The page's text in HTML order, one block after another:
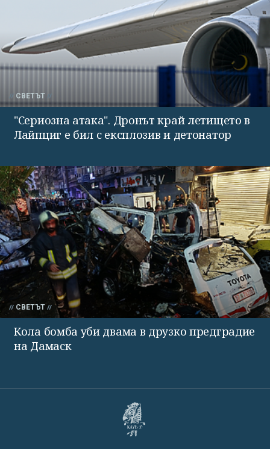
СВЕТЪТ
"Сериозна атака". Дронът край летището в
Лайпциг е бил с експлозив и детонатор
СВЕТЪТ
Кола бомба уби двама в друзко предградие
на Дамаск